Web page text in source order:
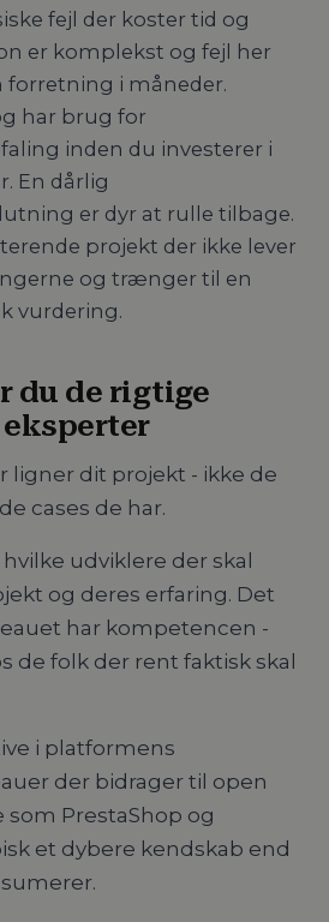
fejl der koster tid og
er komplekst og fejl her
forretning i måneder.
har brug for
inden du investerer i
En dårlig
er dyr at rulle tilbage.
projekt der ikke lever
og trænger til en
vurdering.
du de rigtige
eksperter
ligner dit projekt - ikke de
cases de har.
udviklere der skal
og deres erfaring. Det
har kompetencen -
de folk der rent faktisk skal
i platformens
der bidrager til open
PrestaShop og
et dybere kendskab end